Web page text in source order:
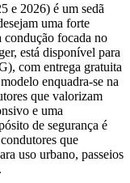
e 2026) é um sedã
uma forte
condução focada no
está disponível para
com entrega gratuita
enquadra-se na
que valorizam
e uma
de segurança é
que
uso urbano, passeios